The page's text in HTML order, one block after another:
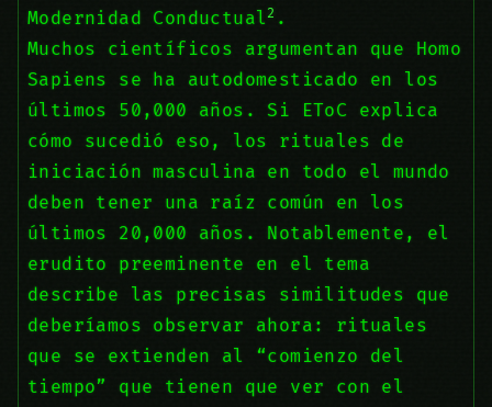
Modernidad Conductual2 .
Muchos científicos argumentan que Homo
Sapiens se ha autodomesticado en los
últimos 50,000 años. Si EToC explica
cómo sucedió eso, los rituales de
iniciación masculina en todo el mundo
deben tener una raíz común en los
últimos 20,000 años. Notablemente, el
erudito preeminente en el tema
describe las precisas similitudes que
deberíamos observar ahora: rituales
que se extienden al “comienzo del
tiempo” que tienen que ver con el